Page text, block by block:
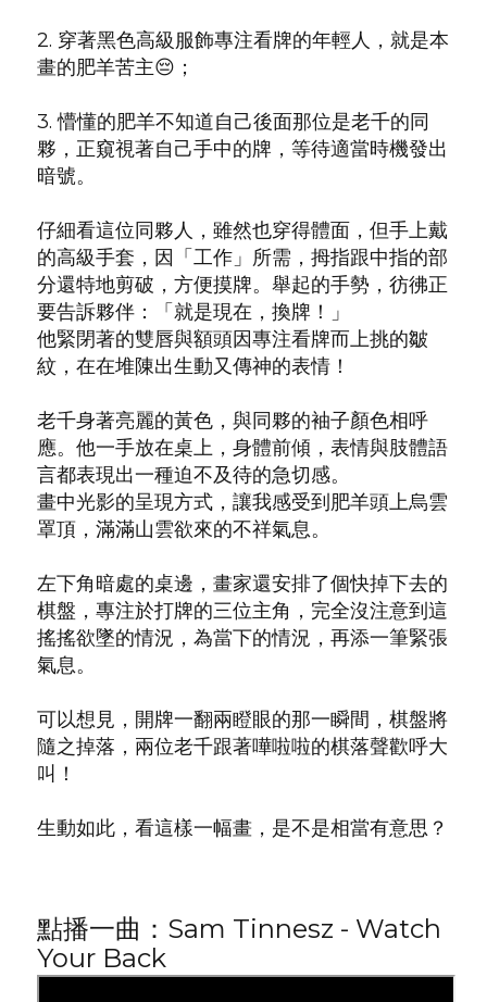
2. 穿著黑色高級服飾專注看牌的年輕人，就是本
畫的肥羊苦主😔；
3. 懵懂的肥羊不知道自己後面那位是老千的同
夥，正窺視著自己手中的牌，等待適當時機發出
暗號。
仔細看這位同夥人，雖然也穿得體面，但手上戴
的高級手套，因「工作」所需，拇指跟中指的部
分還特地剪破，方便摸牌。 舉起的手勢，彷彿正
要告訴夥伴：「就是現在，換牌！」
他緊閉著的雙唇與額頭因專注看牌而上挑的皺
紋，在在堆陳出生動又傳神的表情！
老千身著亮麗的黃色，與同夥的袖子顏色相呼
應。他一手放在桌上，身體前傾，表情與肢體語
言都表現出一種迫不及待的急切感。
畫中光影的呈現方式，讓我感受到肥羊頭上烏雲
罩頂，滿滿山雲欲來的不祥氣息。
左下角暗處的桌邊，畫家還安排了個快掉下去的
棋盤，專注於打牌的三位主角，完全沒注意到這
搖搖欲墜的情況，為當下的情況，再添一筆緊張
氣息。
可以想見，開牌一翻兩瞪眼的那一瞬間，棋盤將
隨之掉落，兩位老千跟著嘩啦啦的棋落聲歡呼大
叫！
生動如此，看這樣一幅畫，是不是相當有意思？
點播一曲：Sam Tinnesz - Watch
Your Back